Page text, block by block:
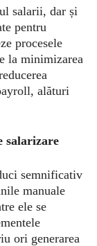
salarii, dar și
pentru
procesele
la minimizarea
alături
salarizare
semnificativ
manuale
ele se
ori generarea